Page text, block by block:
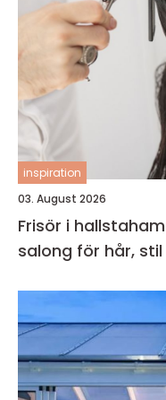
inspiration
03. August 2026
Frisör i hallstahammar så
salong för hår,